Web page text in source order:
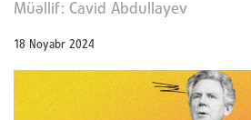
Müəllif: Cavid Abdullayev
18 Noyabr 2024